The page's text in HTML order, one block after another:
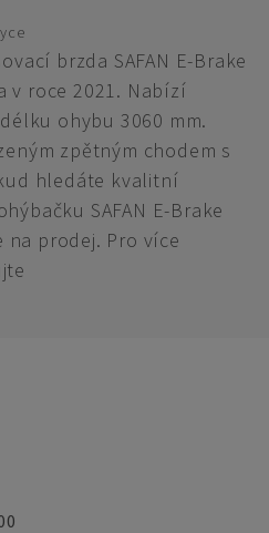
brzda SAFAN E-Brake
v roce 2021. Nabízí
ohybu 3060 mm.
zpětným chodem s
hledáte kvalitní
SAFAN E-Brake
na prodej. Pro více